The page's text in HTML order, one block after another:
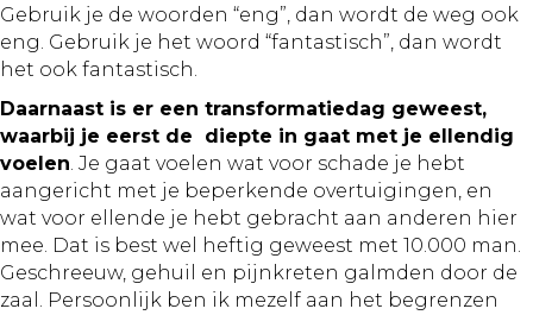
Gebruik je de woorden “eng”, dan wordt de weg ook
eng. Gebruik je het woord “fantastisch”, dan wordt
het ook fantastisch.
Daarnaast is er een transformatiedag geweest,
waarbij je eerst de diepte in gaat met je ellendig
voelen. Je gaat voelen wat voor schade je hebt
aangericht met je beperkende overtuigingen, en
wat voor ellende je hebt gebracht aan anderen hier
mee. Dat is best wel heftig geweest met 10.000 man.
Geschreeuw, gehuil en pijnkreten galmden door de
zaal. Persoonlijk ben ik mezelf aan het begrenzen